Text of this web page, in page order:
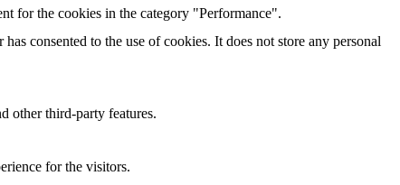
for the cookies in the category "Performance".
consented to the use of cookies. It does not store any personal
other third-party features.
for the visitors.